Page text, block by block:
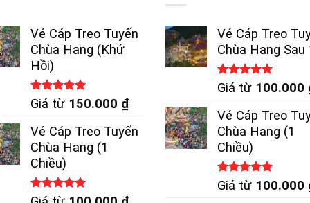
Vé Cáp Treo Tuyến
Chùa Hang (Khứ
Hồi)
Được xếp
Giá từ 150.000 ₫
Vé Cáp Treo Tuyến
Chùa Hang (1
Chiều)
Được xếp
Vé Cáp Treo
Chùa Hang Sau
Được xếp
Giá từ 100.000
Vé Cáp Treo
Chùa Hang (1
Chiều)
Được xếp
Giá từ 100.000